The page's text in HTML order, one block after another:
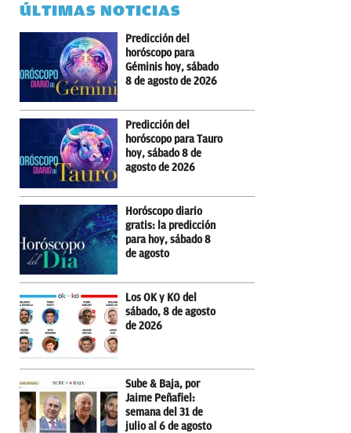
ÚLTIMAS NOTICIAS
Predicción del
horóscopo para
Géminis hoy, sábado
8 de agosto de 2026
Predicción del
horóscopo para Tauro
hoy, sábado 8 de
agosto de 2026
Horóscopo diario
gratis: la predicción
para hoy, sábado 8
de agosto
Los OK y KO del
sábado, 8 de agosto
de 2026
Sube & Baja, por
Jaime Peñafiel:
semana del 31 de
julio al 6 de agosto